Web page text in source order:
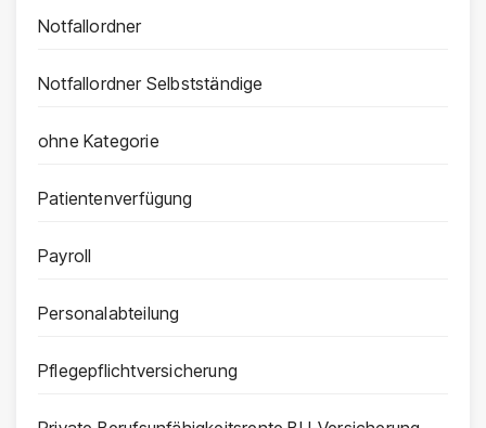
Notfallordner
Notfallordner Selbstständige
ohne Kategorie
Patientenverfügung
Payroll
Personalabteilung
Pflegepflichtversicherung